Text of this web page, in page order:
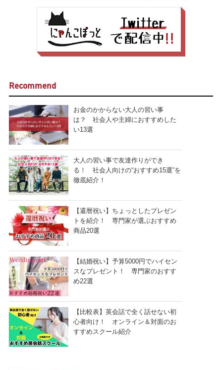
Recommend
お金のかからない大人の習い事
は？ 社会人や主婦におすすめした
い13選
大人の習い事で友達作りができ
る！ 社会人向けの“おすすめ15選”を
徹底紹介！
【還暦祝い】ちょっとしたプレゼン
トを紹介！ 専門家が選ぶおすすめ
商品20選
【結婚祝い】予算5000円でハイセン
スなプレゼント！ 専門家のおすす
め22選
【比較表】英会話で全く話せない初
心者向け！ オンライン＆対面のお
すすめスクール紹介